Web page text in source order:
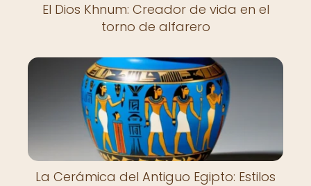
El Dios Khnum: Creador de vida en el
torno de alfarero
La Cerámica del Antiguo Egipto: Estilos